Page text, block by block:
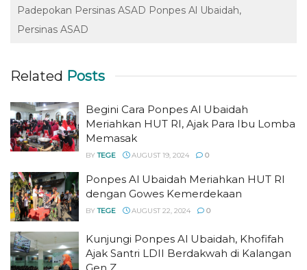
Padepokan Persinas ASAD Ponpes Al Ubaidah
Persinas ASAD
Related Posts
Begini Cara Ponpes Al Ubaidah
Meriahkan HUT RI, Ajak Para Ibu Lomba
Memasak
BY TEGE AUGUST 19, 2024 0
Ponpes Al Ubaidah Meriahkan HUT RI
dengan Gowes Kemerdekaan
BY TEGE AUGUST 22, 2024 0
Kunjungi Ponpes Al Ubaidah, Khofifah
Ajak Santri LDII Berdakwah di Kalangan